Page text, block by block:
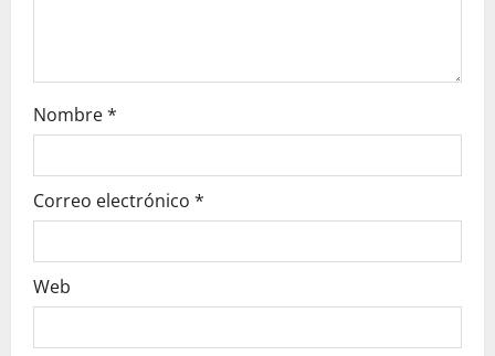
Nombre*
Correo electrónico *
Web